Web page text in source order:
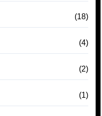
(18)
(4)
(2)
(1)